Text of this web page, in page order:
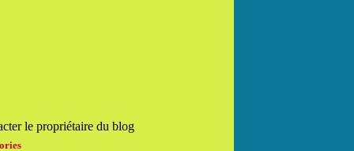
le propriétaire du blog